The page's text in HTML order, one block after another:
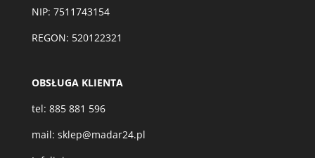
NIP: 7511743154
REGON: 520122321
OBSŁUGA KLIENTA
tel: 885 881 596
mail: sklep@madar24.pl